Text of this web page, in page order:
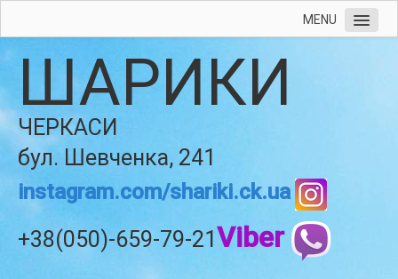
MENU
ШАРИКИ
ЧЕРКАСИ
бул. Шевченка, 241
instagram.com/shariki.ck.ua
+38(050)-659-79-21Viber